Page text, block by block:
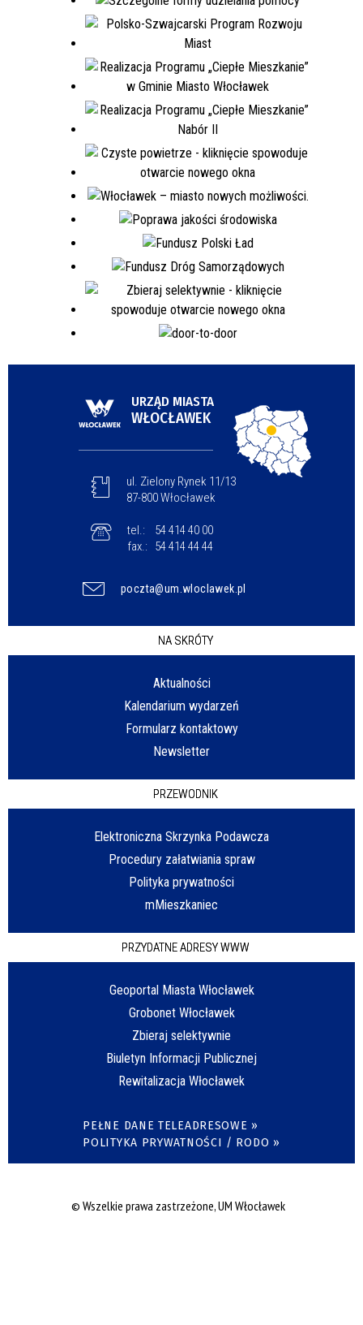
URZĄD MIASTA
WŁOCŁAWEK
ul. Zielony Rynek 11/13
87-800 Włocławek
tel.:
54 414 40 00
fax.:
54 414 44 44
poczta@um.wloclawek.pl
NA SKRÓTY
Aktualności
Kalendarium wydarzeń
Formularz kontaktowy
Newsletter
PRZEWODNIK
Elektroniczna Skrzynka Podawcza
Procedury załatwiania spraw
Polityka prywatności
mMieszkaniec
PRZYDATNE ADRESY WWW
Geoportal Miasta Włocławek
Grobonet Włocławek
Zbieraj selektywnie
Biuletyn Informacji Publicznej
Rewitalizacja Włocławek
PEŁNE DANE TELEADRESOWE »
POLITYKA PRYWATNOŚCI / RODO »
© Wszelkie prawa zastrzeżone, UM Włocławek